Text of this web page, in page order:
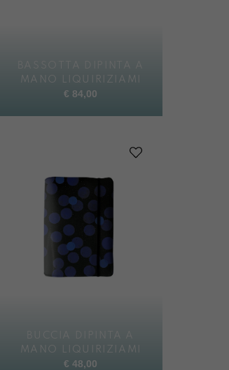
MANO LIQUIRIZIAMI
€ 84,00
BUCCIA DIPINTA A
MANO LIQUIRIZIAMI
€ 48,00